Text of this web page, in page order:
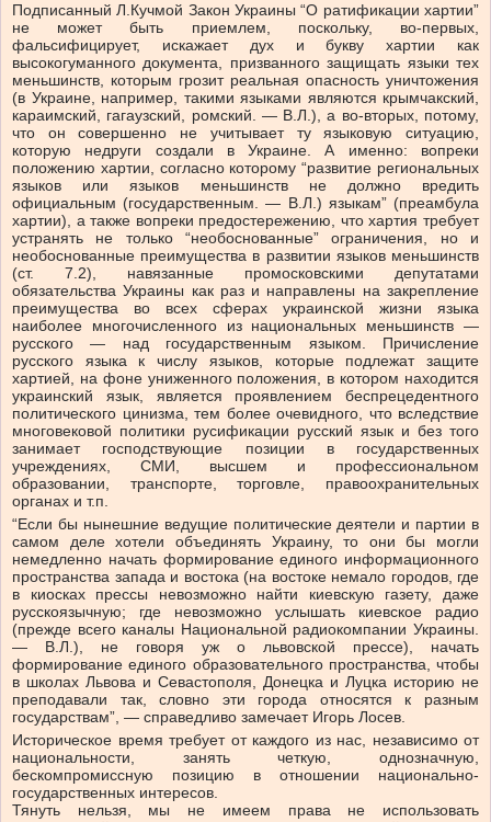
Подписанный Л.Кучмой Закон Украины “О ратификации хартии”
не может быть приемлем, поскольку, во-первых,
фальсифицирует, искажает дух и букву хартии как
высокогуманного документа, призванного защищать языки тех
меньшинств, которым грозит реальная опасность уничтожения
(в Украине, например, такими языками являются крымчакский,
караимский, гагаузский, ромский. — В.Л.), а во-вторых, потому,
что он совершенно не учитывает ту языковую ситуацию,
которую недруги создали в Украине. А именно: вопреки
положению хартии, согласно которому “развитие региональных
языков или языков меньшинств не должно вредить
официальным (государственным. — В.Л.) языкам” (преамбула
хартии), а также вопреки предостережению, что хартия требует
устранять не только “необоснованные” ограничения, но и
необоснованные преимущества в развитии языков меньшинств
(ст. 7.2), навязанные промосковскими депутатами
обязательства Украины как раз и направлены на закрепление
преимущества во всех сферах украинской жизни языка
наиболее многочисленного из национальных меньшинств —
русского — над государственным языком. Причисление
русского языка к числу языков, которые подлежат защите
хартией, на фоне униженного положения, в котором находится
украинский язык, является проявлением беспрецедентного
политического цинизма, тем более очевидного, что вследствие
многовековой политики русификации русский язык и без того
занимает господствующие позиции в государственных
учреждениях, СМИ, высшем и профессиональном
образовании, транспорте, торговле, правоохранительных
органах и т.п.
“Если бы нынешние ведущие политические деятели и партии в
самом деле хотели объединять Украину, то они бы могли
немедленно начать формирование единого информационного
пространства запада и востока (на востоке немало городов, где
в киосках прессы невозможно найти киевскую газету, даже
русскоязычную; где невозможно услышать киевское радио
(прежде всего каналы Национальной радиокомпании Украины.
— В.Л.), не говоря уж о львовской прессе), начать
формирование единого образовательного пространства, чтобы
в школах Львова и Севастополя, Донецка и Луцка историю не
преподавали так, словно эти города относятся к разным
государствам”, — справедливо замечает Игорь Лосев.
Историческое время требует от каждого из нас, независимо от
национальности, занять четкую, однозначную,
бескомпромиссную позицию в отношении национально-
государственных интересов.
Тянуть нельзя, мы не имеем права не использовать